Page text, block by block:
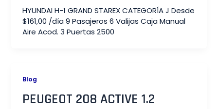
HYUNDAI H-1 GRAND STAREX CATEGORÍA J Desde
$161,00 /día 9 Pasajeros 6 Valijas Caja Manual
Aire Acod. 3 Puertas 2500
Blog
PEUGEOT 208 ACTIVE 1.2​